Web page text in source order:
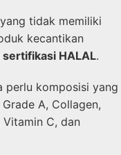
tidak memiliki
kecantikan
HALAL.
perlu komposisi yang
A, Collagen,
Vitamin C, dan